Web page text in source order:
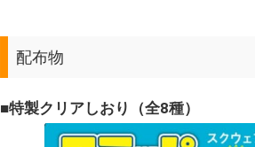
配布物
■特製クリアしおり（全8種）